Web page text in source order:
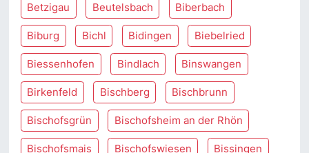
Betzigau Beutelsbach Biberbach
Biburg Bichl Bidingen Biebelried
Biessenhofen Bindlach Binswangen
Birkenfeld Bischberg Bischbrunn
Bischofsgrün Bischofsheim an der Rhön
Bischofsmais Bischofswiesen Bissingen